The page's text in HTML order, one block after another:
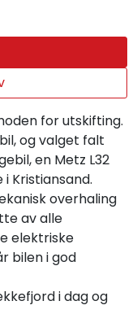
for utskifting.
og valget falt
en Metz L32
Kristiansand.
overhaling
av alle
elektriske
bilen i god
i dag og